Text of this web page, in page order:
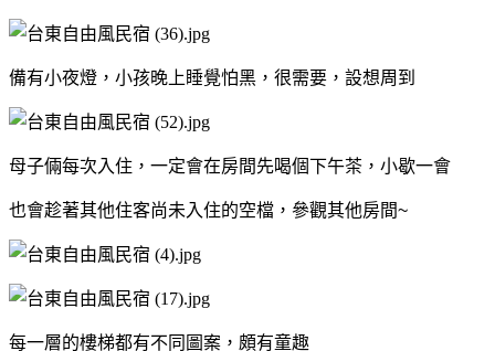
備有小夜燈，小孩晚上睡覺怕黑，很需要，設想周到
母子倆每次入住，一定會在房間先喝個下午茶，小歇一會
也會趁著其他住客尚未入住的空檔，參觀其他房間~
每一層的樓梯都有不同圖案，頗有童趣